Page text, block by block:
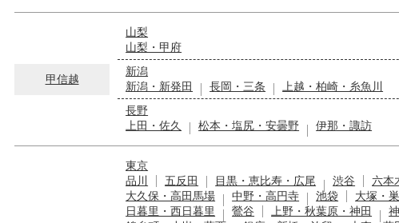
甲信越
山梨
山梨・甲府
新潟
新潟・新発田
長岡・三条
上越・柏崎・糸魚川
長野
上田・佐久
松本・塩尻・安曇野 伊那・諏訪
東京
品川
五反田 目黒・恵比寿・広尾 渋谷 六本
大久保・高田馬場
中野・高円寺 池袋 大塚・
日暮里・西日暮里
鶯谷 上野・秋葉原・神田